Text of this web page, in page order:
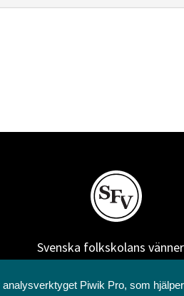
Svenska folkskolans
Annegatan 12
00120 Helsingfors
Piwik Pro, som